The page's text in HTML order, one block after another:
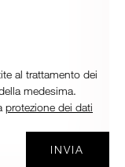
al trattamento dei
medesima.
protezione dei dati
INVIA